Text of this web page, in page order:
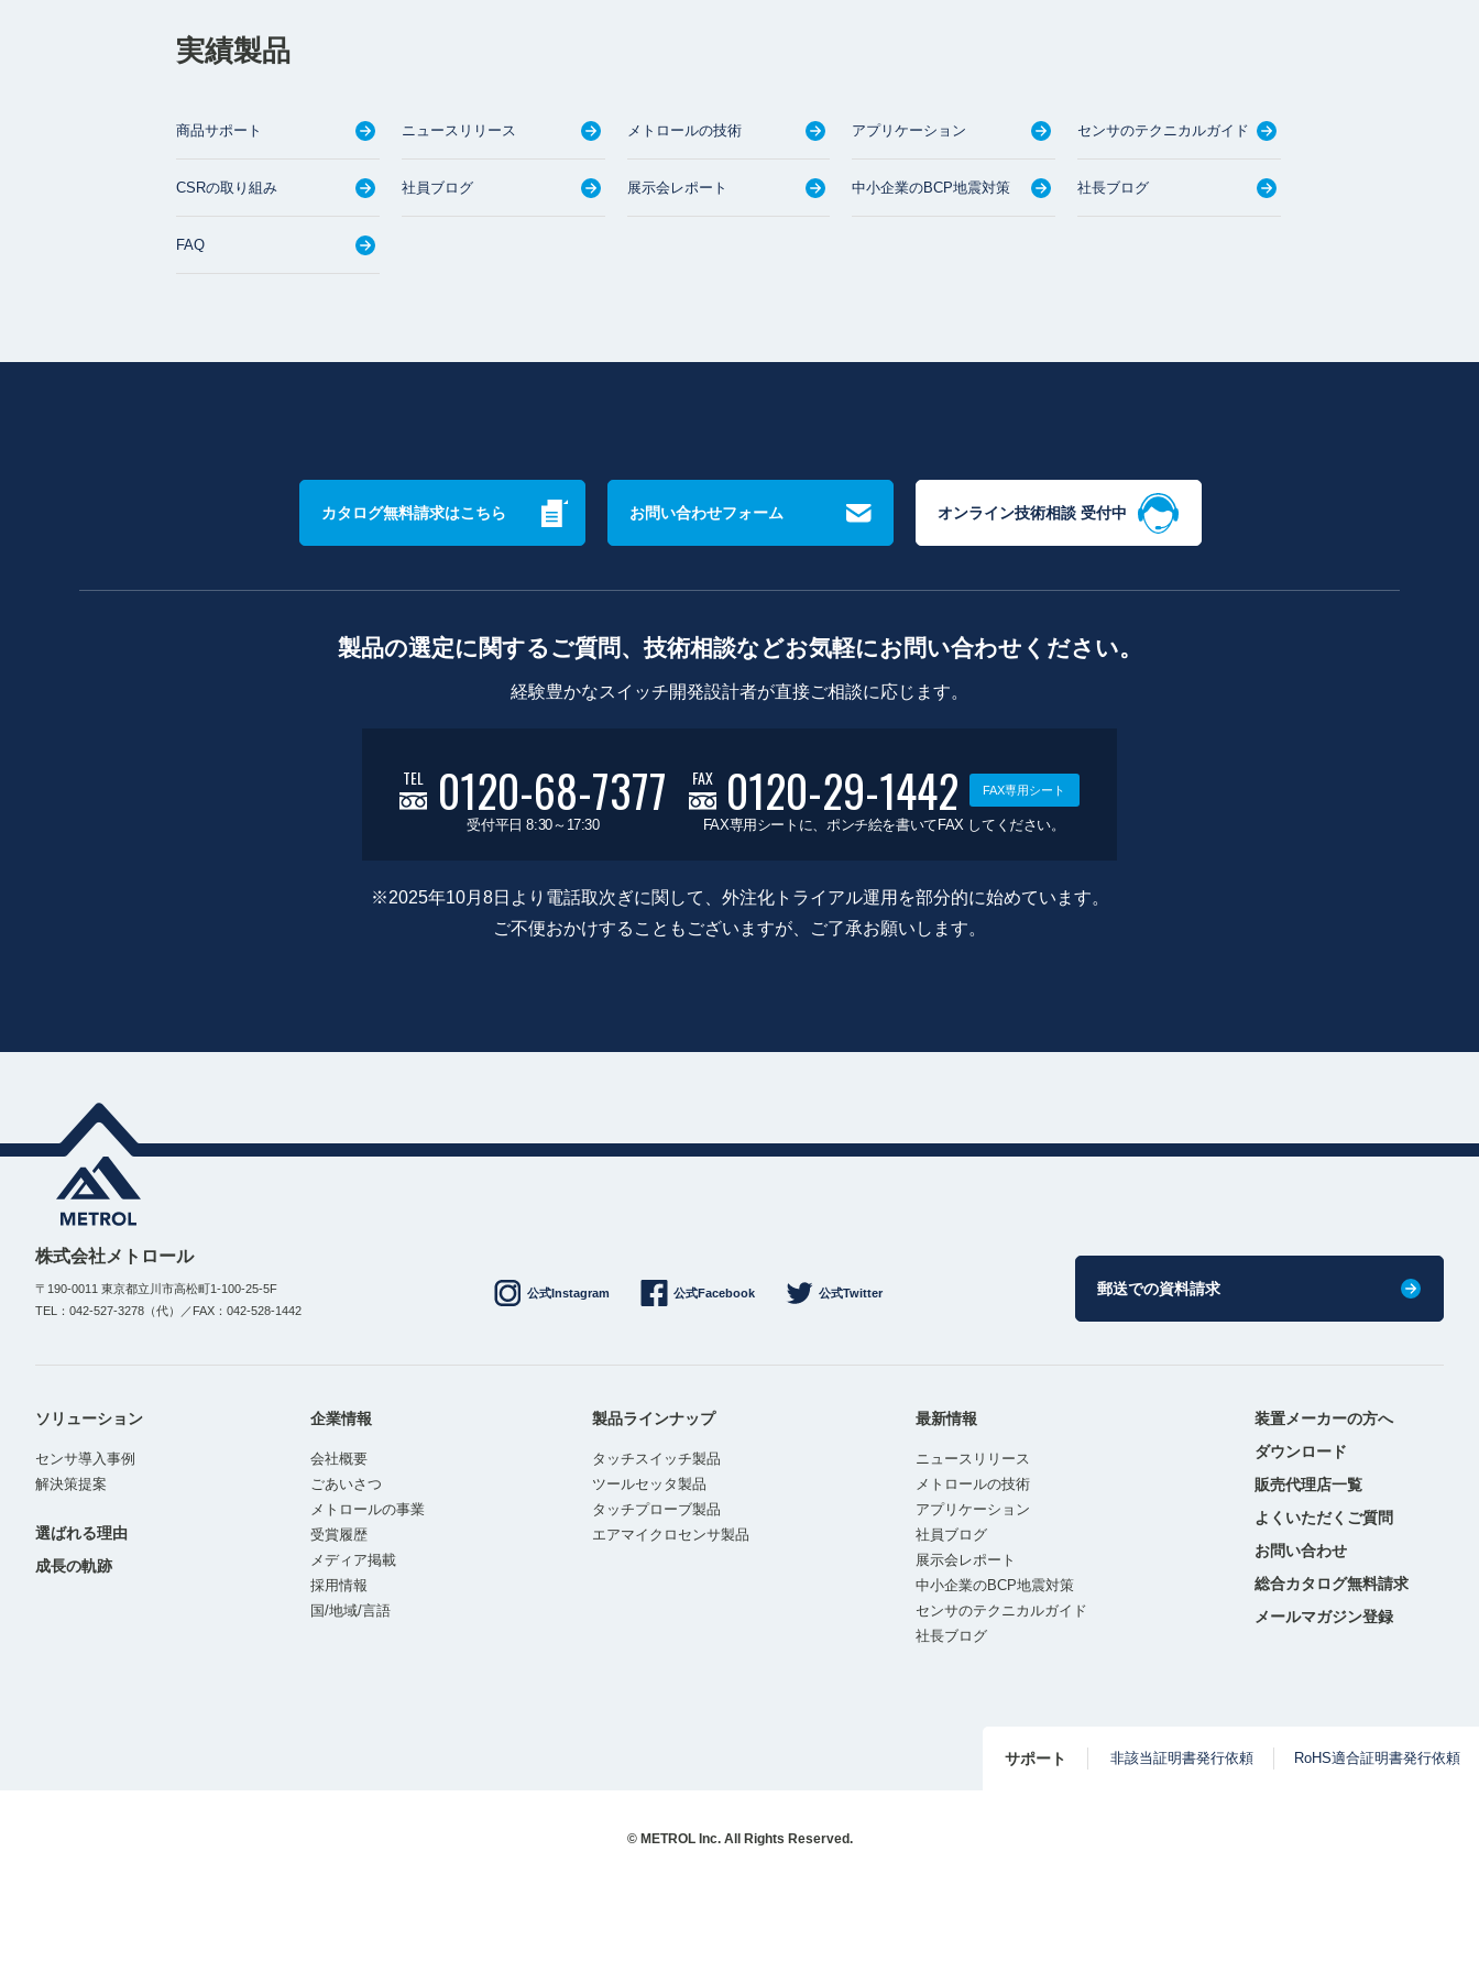
実績製品
商品サポート ニュースリリース メトロールの技術 アプリケーション センサのテクニカルガイド
CSRの取り組み 社員ブログ 展示会レポート 中小企業のBCP地震対策 社長ブログ
FAQ
カタログ無料請求はこちら お問い合わせフォーム オンライン技術相談 受付中
製品の選定に関するご質問、技術相談などお気軽にお問い合わせください。
経験豊かなスイッチ開発設計者が直接ご相談に応じます。
TEL 0120-68-7377
受付平日 8:30～17:30
FAX 0120-29-1442 FAX専用シート
FAX専用シートに、ポンチ絵を書いてFAX してください。
※2025年10月8日より電話取次ぎに関して、外注化トライアル運用を部分的に始めています。
ご不便おかけすることもございますが、ご了承お願いします。
株式会社メトロール
〒190-0011 東京都立川市高松町1-100-25-5F
TEL：042-527-3278（代）／FAX：042-528-1442
公式Instagram 公式Facebook 公式Twitter 郵送での資料請求
ソリューション
センサ導入事例
解決策提案
選ばれる理由
成長の軌跡
企業情報
会社概要
ごあいさつ
メトロールの事業
受賞履歴
メディア掲載
採用情報
国/地域/言語
製品ラインナップ
タッチスイッチ製品
ツールセッタ製品
タッチプローブ製品
エアマイクロセンサ製品
最新情報
ニュースリリース
メトロールの技術
アプリケーション
社員ブログ
展示会レポート
中小企業のBCP地震対策
センサのテクニカルガイド
社長ブログ
装置メーカーの方へ
ダウンロード
販売代理店一覧
よくいただくご質問
お問い合わせ
総合カタログ無料請求
メールマガジン登録
サポート 非該当証明書発行依頼 RoHS適合証明書発行依頼
© METROL Inc. All Rights Reserved.